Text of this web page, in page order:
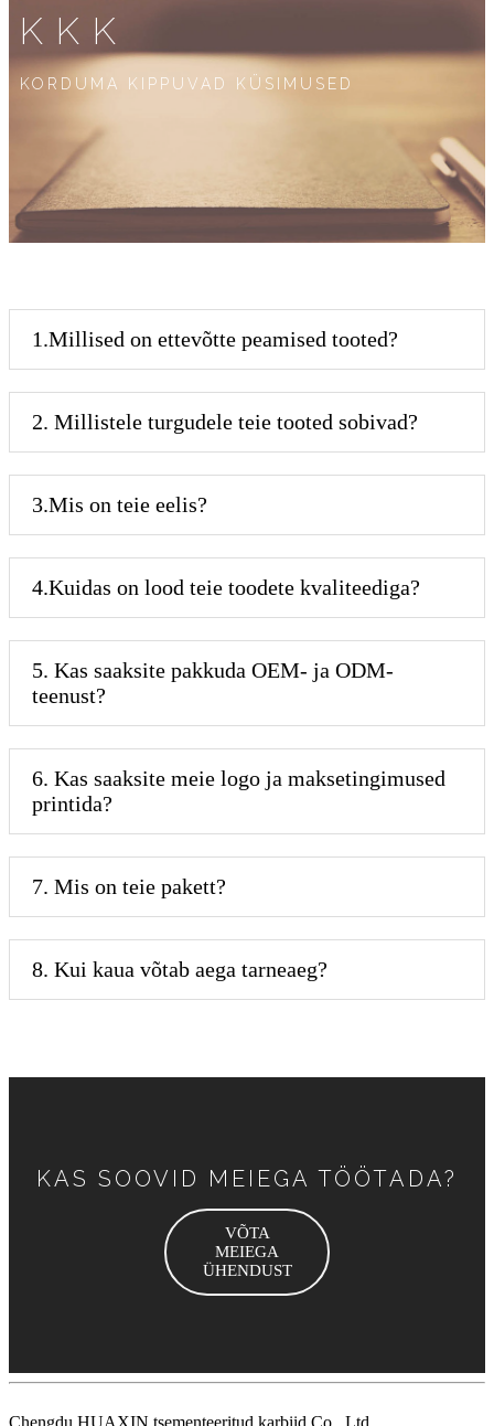
KKK
KORDUMA KIPPUVAD KÜSIMUSED
1.Millised on ettevõtte peamised tooted?
2. Millistele turgudele teie tooted sobivad?
3.Mis on teie eelis?
4.Kuidas on lood teie toodete kvaliteediga?
5. Kas saaksite pakkuda OEM- ja ODM-
teenust?
6. Kas saaksite meie logo ja maksetingimused
printida?
7. Mis on teie pakett?
8. Kui kaua võtab aega tarneaeg?
KAS SOOVID MEIEGA TÖÖTADA?
VÕTA
MEIEGA
ÜHENDUST
Chengdu HUAXIN tsementeeritud karbiid Co., Ltd